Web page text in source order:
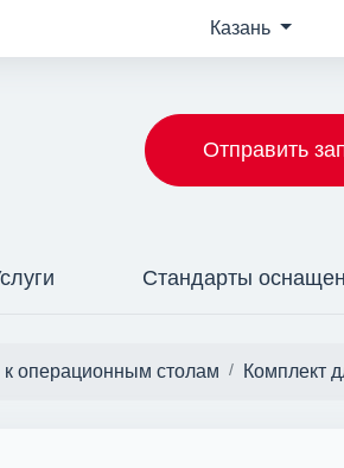
Казань
Отправить
Стандарты
операционным столам Комплект